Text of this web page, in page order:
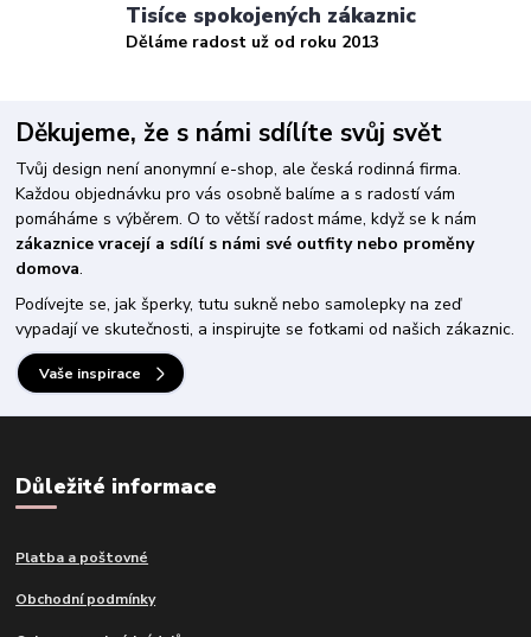
Tisíce spokojených zákaznic
Děláme radost už od roku 2013
Děkujeme, že s námi sdílíte svůj svět
Tvůj design není anonymní e-shop, ale česká rodinná firma.
Každou objednávku pro vás osobně balíme a s radostí vám
pomáháme s výběrem. O to větší radost máme, když se k nám
zákaznice vracejí a sdílí s námi své outfity nebo proměny
domova.
Podívejte se, jak šperky, tutu sukně nebo samolepky na zeď
vypadají ve skutečnosti, a inspirujte se fotkami od našich zákaznic.
Vaše inspirace
Důležité informace
Platba a poštovné
Obchodní podmínky